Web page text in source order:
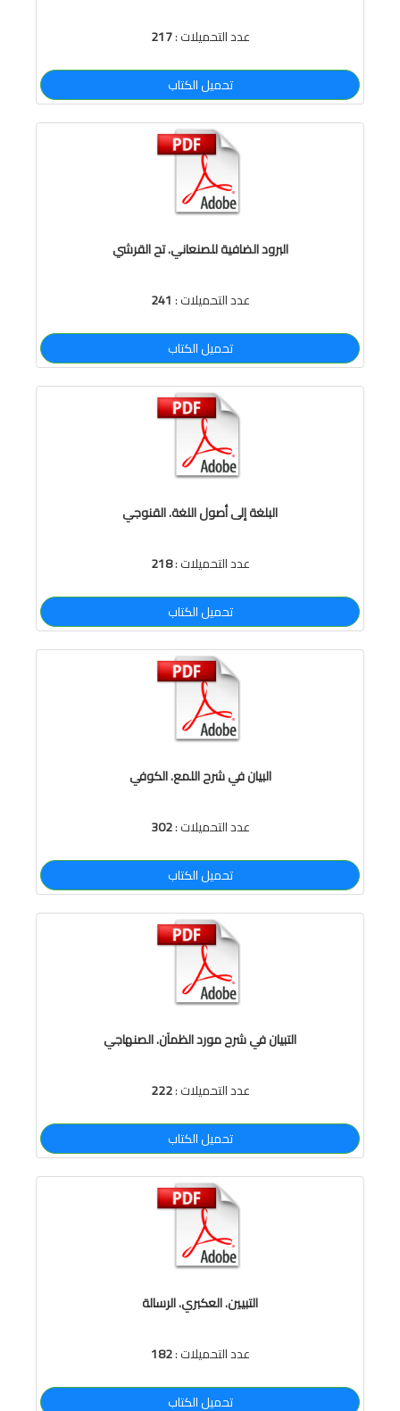
عدد التحميلات :217
تحميل الكتاب
البرود الضافية للصنعاني. تح القرشي
عدد التحميلات :241
تحميل الكتاب
البلغة إلى أصول اللغة. القنوجي
عدد التحميلات :218
تحميل الكتاب
البيان في شرح اللمع. الكوفي
عدد التحميلات :302
تحميل الكتاب
التبيان في شرح مورد الظمآن. الصنهاجي
عدد التحميلات :222
تحميل الكتاب
التبيين. العكبري. الرسالة
عدد التحميلات :182
تحميل الكتاب